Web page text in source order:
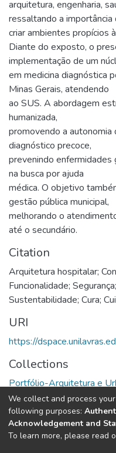
arquitetura, engenharia,
ressaltando a importância
criar ambientes propícios
Diante do exposto, o
implementação de um
em medicina diagnóstica
Minas Gerais, atendendo
ao SUS. A abordagem
humanizada,
promovendo a autonomia
diagnóstico precoce,
prevenindo
na busca por ajuda
médica. O objetivo
gestão pública municipal,
melhorando o
até o secundário.
Citation
Arquitetura hospitalar;
Funcionalidade;
Sustentabilidade; Cura;
URI
https://
Collections
Portfólio-Arquitetura e
Full item page
We collect and process
following purposes:
Acknowledgement and
To learn more, please read